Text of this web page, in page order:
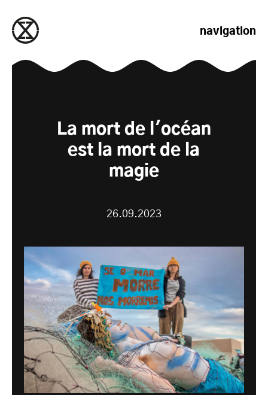
navigation
La mort de l'océan
est la mort de la
magie
26.09.2023